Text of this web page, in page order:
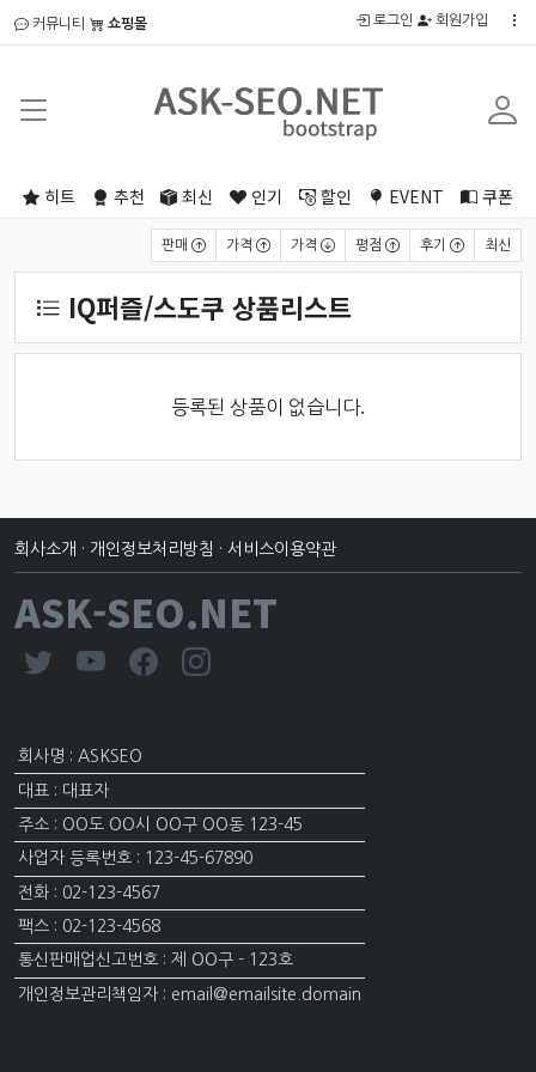
커뮤니티 쇼핑몰 로그인 회원가입
히트 추천 최신 인기 할인 EVENT 쿠폰
판매 가격 가격 평점 후기 최신
IQ퍼즐/스도쿠 상품리스트
등록된 상품이 없습니다.
회사소개 · 개인정보처리방침 · 서비스이용약관
ASK-SEO.NET
회사명 : ASKSEO
대표 : 대표자
주소 : OO도 OO시 OO구 OO동 123-45
사업자 등록번호 : 123-45-67890
전화 : 02-123-4567
팩스 : 02-123-4568
통신판매업신고번호 : 제 OO구 - 123호
개인정보관리책임자 : email@emailsite.domain